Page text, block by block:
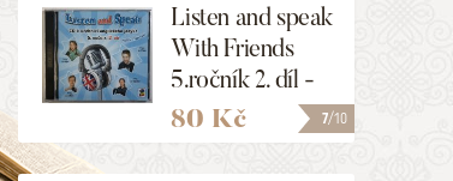
7/10
Listen and speak
With Friends
5.ročník 2. díl -
CD
80 Kč